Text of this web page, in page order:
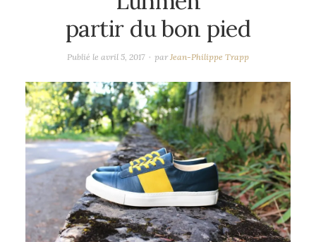
partir du bon pied
Publié leavril 5, 2017 parJean-Philippe Trapp